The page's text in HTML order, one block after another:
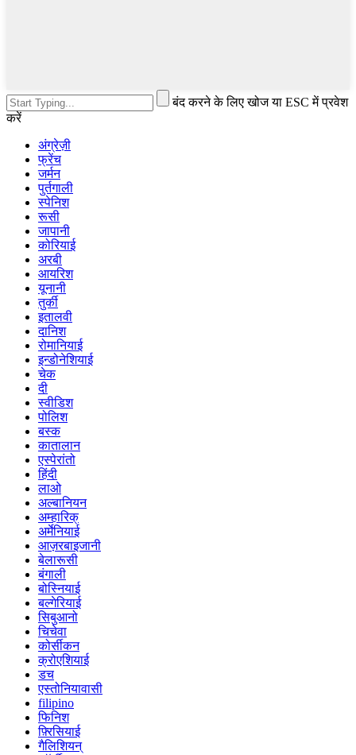
बंद करने के लिए खोज या ESC में प्रवेश
करें
अंग्रेज़ी
फ्रेंच
जर्मन
पुर्तगाली
स्पेनिश
रूसी
जापानी
कोरियाई
अरबी
आयरिश
यूनानी
तुर्की
इतालवी
दानिश
रोमानियाई
इन्डोनेशियाई
चेक
दी
स्वीडिश
पोलिश
बस्क
कातालान
एस्पेरांतो
हिंदी
लाओ
अल्बानियन
अम्हारिक्
अर्मेनियाई
आज़रबाइजानी
बेलारूसी
बंगाली
बोस्नियाई
बल्गेरियाई
सिबुआनो
चिचेवा
कोर्सीकन
क्रोएशियाई
डच
एस्तोनियावासी
filipino
फिनिश
फ़्रिसियाई
गैलिशियन्